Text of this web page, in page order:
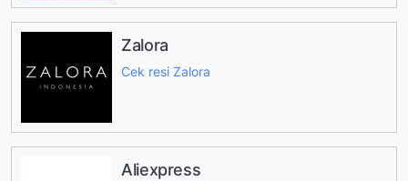
Zalora
Cek resi Zalora
Aliexpress